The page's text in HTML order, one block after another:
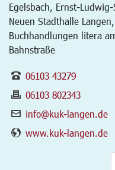
Egelsbach, Ernst-
Neuen Stadthalle
Buchhandlungen litera
Bahnstraße
06103 43279
06103 802343
info@kuk-langen.de
www.kuk-langen.de